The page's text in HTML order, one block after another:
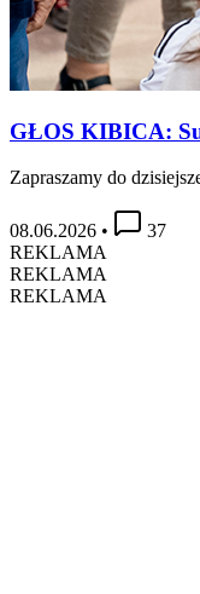
GŁOS KIBICA:
Zapraszamy do
08.06.2026 •
37
REKLAMA
REKLAMA
REKLAMA